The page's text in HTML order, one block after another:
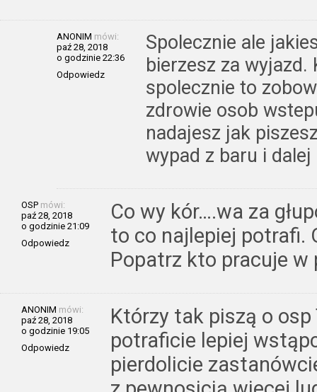
ANONIM mówi:
paź 28, 2018
o godzinie 22:36
Odpowiedz
Spolecznie ale
bierzesz za
spolecznie to
zdrowie osob
nadajesz jak
wypad z baru i
OSP mówi:
paź 28, 2018
o godzinie 21:09
Odpowiedz
Co wy kór….wa za
to co najlepiej potrafi.
Popatrz kto pracuje w
ANONIM mówi:
paź 28, 2018
o godzinie 19:05
Odpowiedz
Którzy tak piszą o
potraficie lepiej
pierdolicie